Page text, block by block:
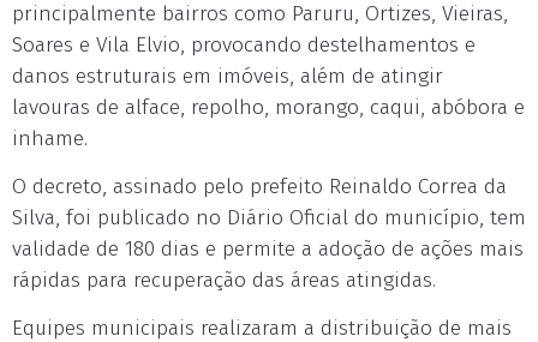
principalmente bairros como Paruru, Ortizes, Vieiras,
Soares e Vila Elvio, provocando destelhamentos e
danos estruturais em imóveis, além de atingir
lavouras de alface, repolho, morango, caqui, abóbora e
inhame.
O decreto, assinado pelo prefeito Reinaldo Correa da
Silva, foi publicado no Diário Oficial do município, tem
validade de 180 dias e permite a adoção de ações mais
rápidas para recuperação das áreas atingidas.
Equipes municipais realizaram a distribuição de mais